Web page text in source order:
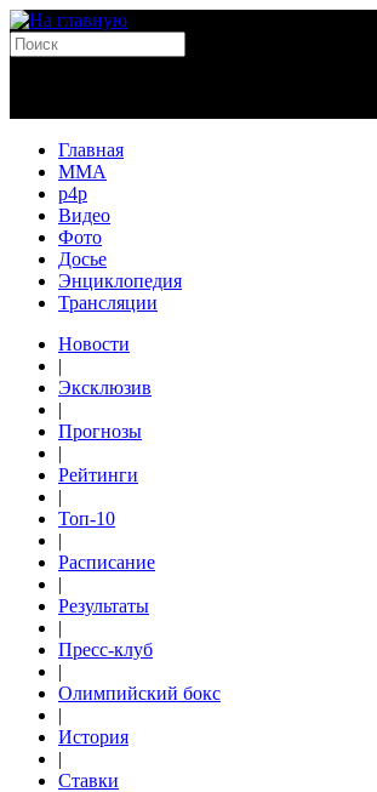
Главная
MMA
p4p
Видео
Фото
Досье
Энциклопедия
Трансляции
Новости
|
Эксклюзив
|
Прогнозы
|
Рейтинги
|
Топ-10
|
Расписание
|
Результаты
|
Пресс-клуб
|
Олимпийский бокс
|
История
|
Ставки